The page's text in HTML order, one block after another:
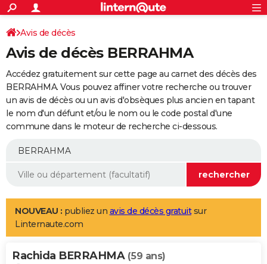
ACTUALITÉS
Politique
Société
Faits Divers
Education
Monde
Villes
+
SPORT
Coupe du monde 2026
Football
Tennis
Cyclisme
Rugby
Forum
Programme TV
TNT
Streaming
Cinéma
Sorties cinéma
Musique
+
FINANCE
Impôts
Immobilier
Risques naturels par ville
Banque
Assurance
Crédit
AUTO
Essais
Réserver un essai
Citadines
Berlines
SUV
Forum auto
+
Mobiles
Meilleur smartphone
Internet
Ordinateurs
Jeux vidéo
Guide high-tech
Aménagement intérieur
LIFESTYLE
Art de vivre
Bien-être
Loisirs
Mode
Modes de vie
Alimentation
Guide de la santé
Maladies
Médicaments
Sommeil
VOYAGE
Avis de décès
Avis de décès BERRAHMA
Accédez gratuitement sur cette page au carnet des décès des
BERRAHMA. Vous pouvez affiner votre recherche ou trouver
un avis de décès ou un avis d'obsèques plus ancien en tapant
le nom d'un défunt et/ou le nom ou le code postal d'une
commune dans le moteur de recherche ci-dessous.
NOUVEAU : publiez un avis de décès gratuitsur
Linternaute.com
Rachida BERRAHMA (59 ans)